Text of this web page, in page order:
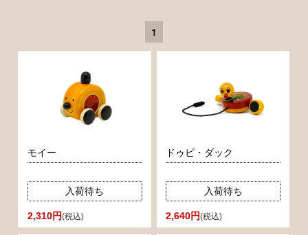
1
モイー
入荷待ち
2,310円(税込)
ドゥビ・ダック
入荷待ち
2,640円(税込)